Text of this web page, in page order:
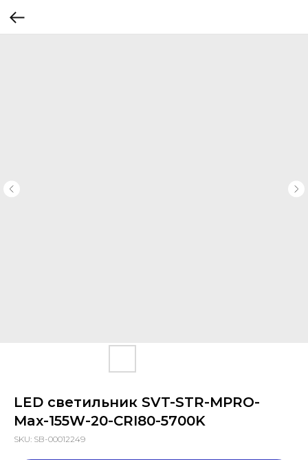
LED светильник SVT-STR-MPRO-
Max-155W-20-CRI80-5700K
SKU: SB-00012249